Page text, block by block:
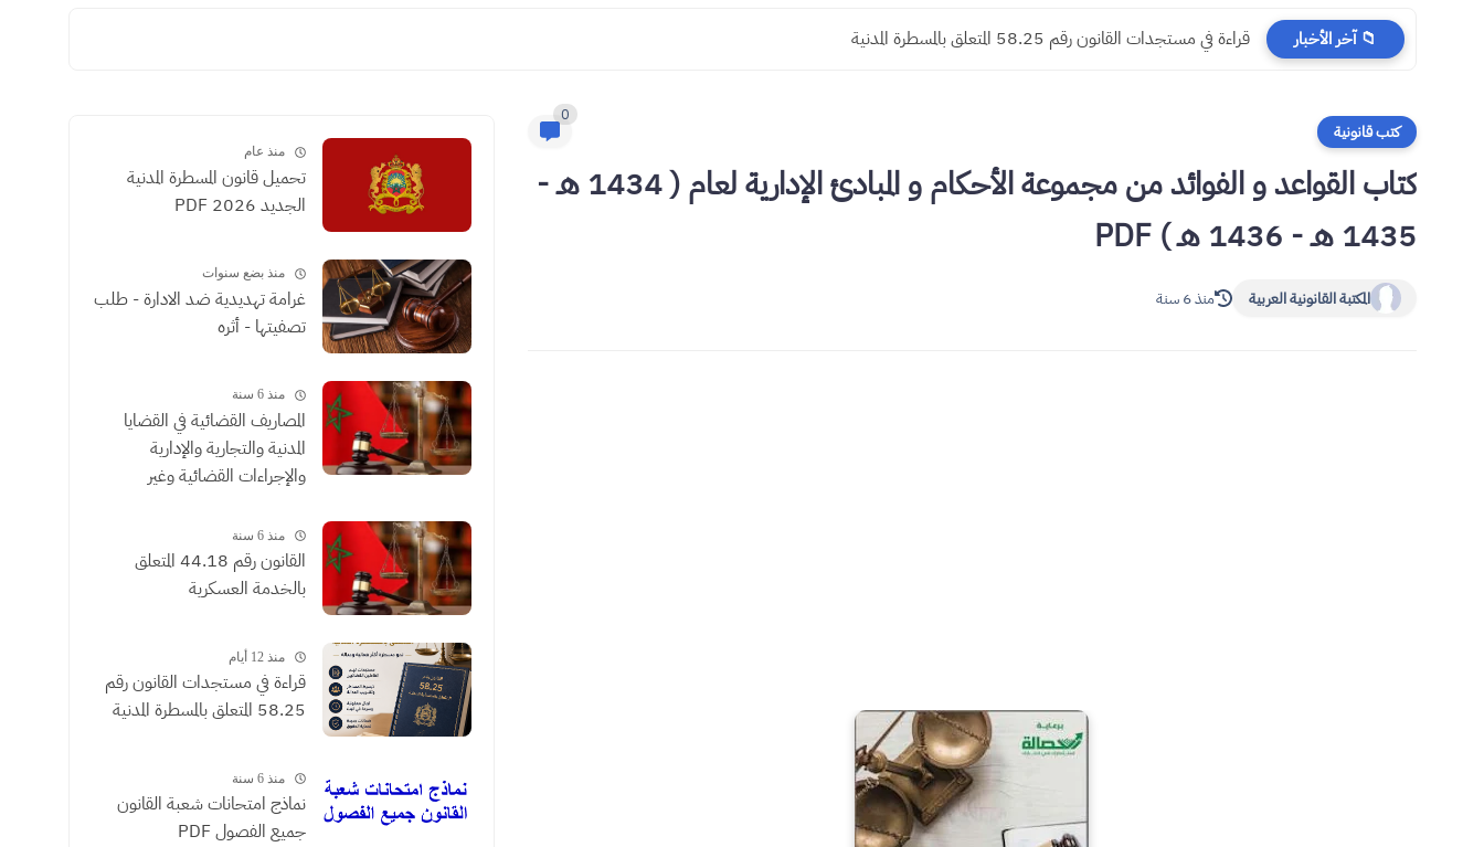
📁 آخر الأخبار ​قراءة في مستجدات القانون رقم 58.25 المتعلق بالمسطرة المدنية
كتب قانونية
0
كتاب القواعد و الفوائد من مجموعة الأحكام و المبادئ الإدارية لعام ( 1434 هـ -
1435 هـ - 1436 هـ ) PDF
المكتبة القانونية العربية منذ 6 سنة
منذ عام
تحميل قانون المسطرة المدنية
الجديد 2026 PDF
منذ بضع سنوات
غرامة تهديدية ضد الادارة - طلب
تصفيتها - أثره
منذ 6 سنة
المصاريف القضائية في القضايا
المدنية والتجارية والإدارية
والإجراءات القضائية وغير
الموثقون
منذ 6 سنة
القانون رقم 44.18 المتعلق
بالخدمة العسكرية
منذ 12 أيام
​قراءة في مستجدات القانون رقم
58.25 المتعلق بالمسطرة المدنية
منذ 6 سنة
نماذج امتحانات شعبة القانون
جميع الفصول PDF